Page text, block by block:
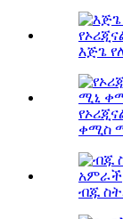
እጅጌ
ቀሚስ
ብጁ